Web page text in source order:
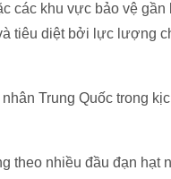
các khu vực bảo vệ gần
tiêu diệt bởi lực lượng
Trung Quốc trong
theo nhiều đầu đạn hạt